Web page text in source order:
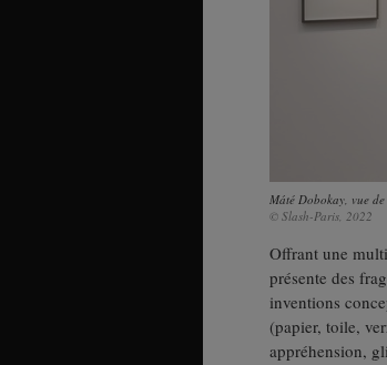
Máté Dobokay, vue
© Slash-Paris, 2022
Offrant une
présente des
inventions
(papier, toile,
appréhension,